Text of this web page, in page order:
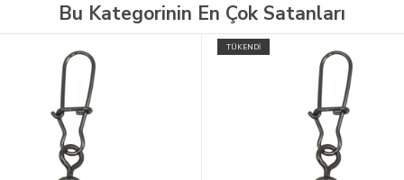
Bu Kategorinin En Çok Satanları
TÜKENDİ